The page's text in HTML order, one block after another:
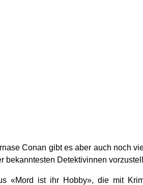
Conan gibt es aber auch noch
bekanntesten Detektivinnen
«Mord ist ihr Hobby», die mit